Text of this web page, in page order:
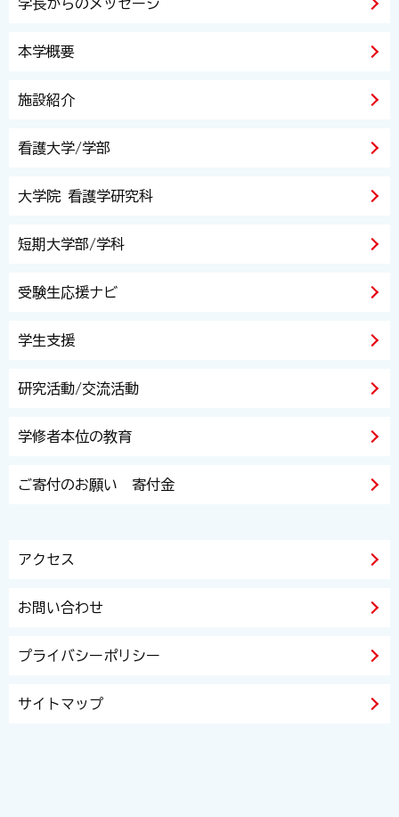
学長からのメッセージ
本学概要
施設紹介
看護大学/学部
大学院 看護学研究科
短期大学部/学科
受験生応援ナビ
学生支援
研究活動/交流活動
学修者本位の教育
ご寄付のお願い 寄付金
アクセス
お問い合わせ
プライバシーポリシー
サイトマップ